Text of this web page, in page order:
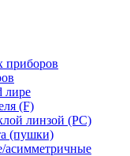
приборов
лире
(F)
линзой (PC)
(пушки)
асимметричные